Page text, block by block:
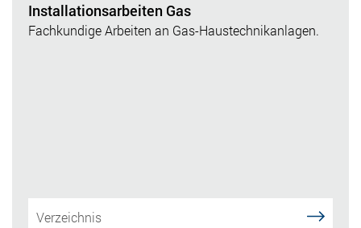
Installationsarbeiten Gas
Fachkundige Arbeiten an Gas-Haustechnikanlagen.
Verzeichnis